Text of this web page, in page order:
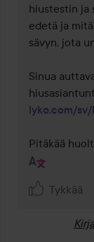
hiustestin ja
edetä ja
sävyn, jota
Sinua
lyko.com/
Pitäkää
Tykkää